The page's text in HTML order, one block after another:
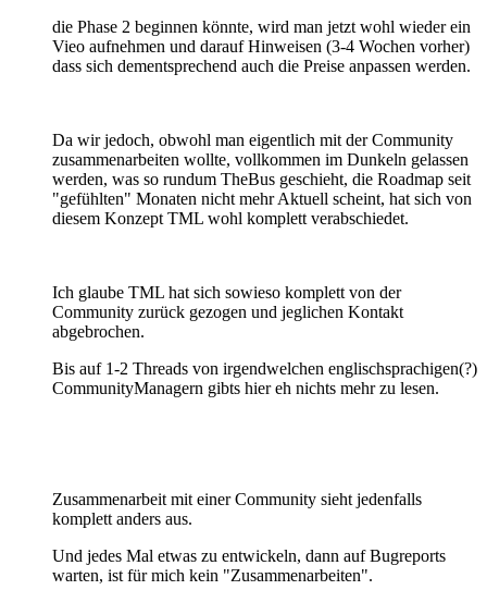
die Phase 2 beginnen könnte, wird man jetzt wohl wieder ein
Vieo aufnehmen und darauf Hinweisen (3-4 Wochen vorher)
dass sich dementsprechend auch die Preise anpassen werden.
Da wir jedoch, obwohl man eigentlich mit der Community
zusammenarbeiten wollte, vollkommen im Dunkeln gelassen
werden, was so rundum TheBus geschieht, die Roadmap seit
"gefühlten" Monaten nicht mehr Aktuell scheint, hat sich von
diesem Konzept TML wohl komplett verabschiedet.
Ich glaube TML hat sich sowieso komplett von der
Community zurück gezogen und jeglichen Kontakt
abgebrochen.
Bis auf 1-2 Threads von irgendwelchen englischsprachigen(?)
CommunityManagern gibts hier eh nichts mehr zu lesen.
Zusammenarbeit mit einer Community sieht jedenfalls
komplett anders aus.
Und jedes Mal etwas zu entwickeln, dann auf Bugreports
warten, ist für mich kein "Zusammenarbeiten".